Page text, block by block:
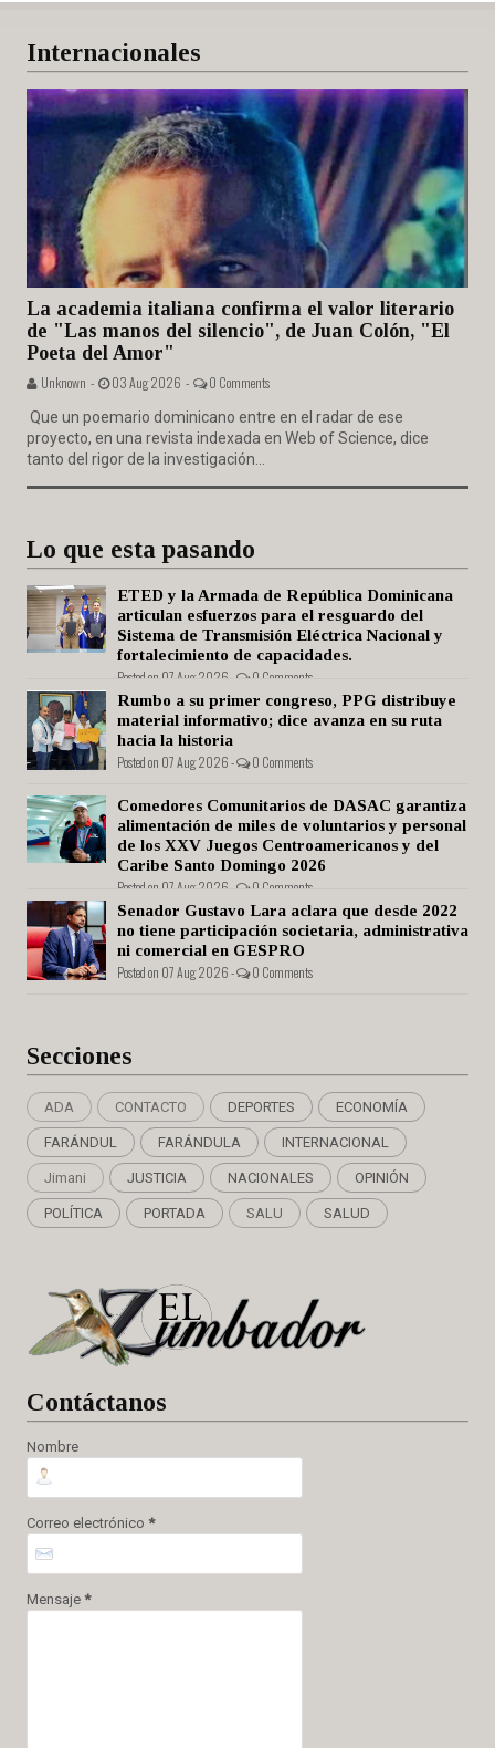
Internacionales
La academia italiana confirma el valor literario
de "Las manos del silencio", de Juan Colón, "El
Poeta del Amor"
Unknown - 03 Aug 2026 - 0 Comments
Que un poemario dominicano entre en el radar de ese
proyecto, en una revista indexada en Web of Science, dice
tanto del rigor de la investigación...
Lo que esta pasando
ETED y la Armada de República Dominicana
articulan esfuerzos para el resguardo del
Sistema de Transmisión Eléctrica Nacional y
fortalecimiento de capacidades.
Posted on 07 Aug 2026 - 0 Comments
Rumbo a su primer congreso, PPG distribuye
material informativo; dice avanza en su ruta
hacia la historia
Posted on 07 Aug 2026 - 0 Comments
Comedores Comunitarios de DASAC garantiza
alimentación de miles de voluntarios y personal
de los XXV Juegos Centroamericanos y del
Caribe Santo Domingo 2026
Posted on 07 Aug 2026 - 0 Comments
Senador Gustavo Lara aclara que desde 2022
no tiene participación societaria, administrativa
ni comercial en GESPRO
Posted on 07 Aug 2026 - 0 Comments
Secciones
ADA CONTACTO DEPORTES ECONOMÍA
FARÁNDUL FARÁNDULA INTERNACIONAL
Jimani JUSTICIA NACIONALES OPINIÓN
POLÍTICA PORTADA SALU SALUD
Contáctanos
Nombre
Correo electrónico *
Mensaje *